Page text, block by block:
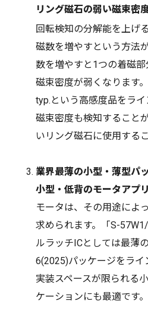
リング磁石の弱い磁束密
回転検知の分解能を上げ
磁数を増やすという方法
数を増やすと1つの着磁部
磁束密度が弱くなります
typ.という高感度品をラ
磁束密度も検知すること
いリング磁石に使用する
業界最薄の小型・薄型パ
小型・低背のモータアプ
モータは、その用途によ
求められます。「S-
ルラッチICとしては最薄
6(2025)パッケージをライ
実装スペースが限られる
ケーションにも最適です。